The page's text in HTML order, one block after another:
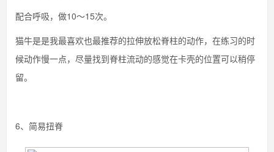
配合呼吸，做10～15次。
猫牛是是我最喜欢也最推荐的拉伸放松脊柱的动作，在练习的时
候动作慢一点，尽量找到脊柱流动的感觉在卡壳的位置可以稍停
留。
6、简易扭脊